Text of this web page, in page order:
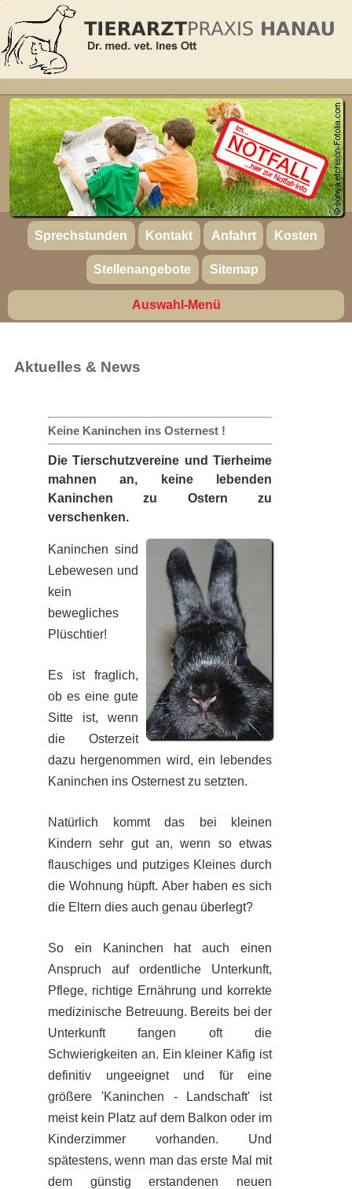
Sprechstunden Kontakt Anfahrt Kosten
Stellenangebote Sitemap
Auswahl-Menü
Aktuelles & News
Keine Kaninchen ins Osternest !
Die Tierschutzvereine und Tierheime
mahnen an, keine lebenden
Kaninchen zu Ostern zu
verschenken.
Kaninchen sind
Lebewesen und
kein
bewegliches
Plüschtier!
Es ist fraglich,
ob es eine gute
Sitte ist, wenn
die Osterzeit
dazu hergenommen wird, ein lebendes
Kaninchen ins Osternest zu setzten.
Natürlich kommt das bei kleinen
Kindern sehr gut an, wenn so etwas
flauschiges und putziges Kleines durch
die Wohnung hüpft. Aber haben es sich
die Eltern dies auch genau überlegt?
So ein Kaninchen hat auch einen
Anspruch auf ordentliche Unterkunft,
Pflege, richtige Ernährung und korrekte
medizinische Betreuung. Bereits bei der
Unterkunft fangen oft die
Schwierigkeiten an. Ein kleiner Käfig ist
definitiv ungeeignet und für eine
größere 'Kaninchen - Landschaft' ist
meist kein Platz auf dem Balkon oder im
Kinderzimmer vorhanden. Und
spätestens, wenn man das erste Mal mit
dem günstig erstandenen neuen